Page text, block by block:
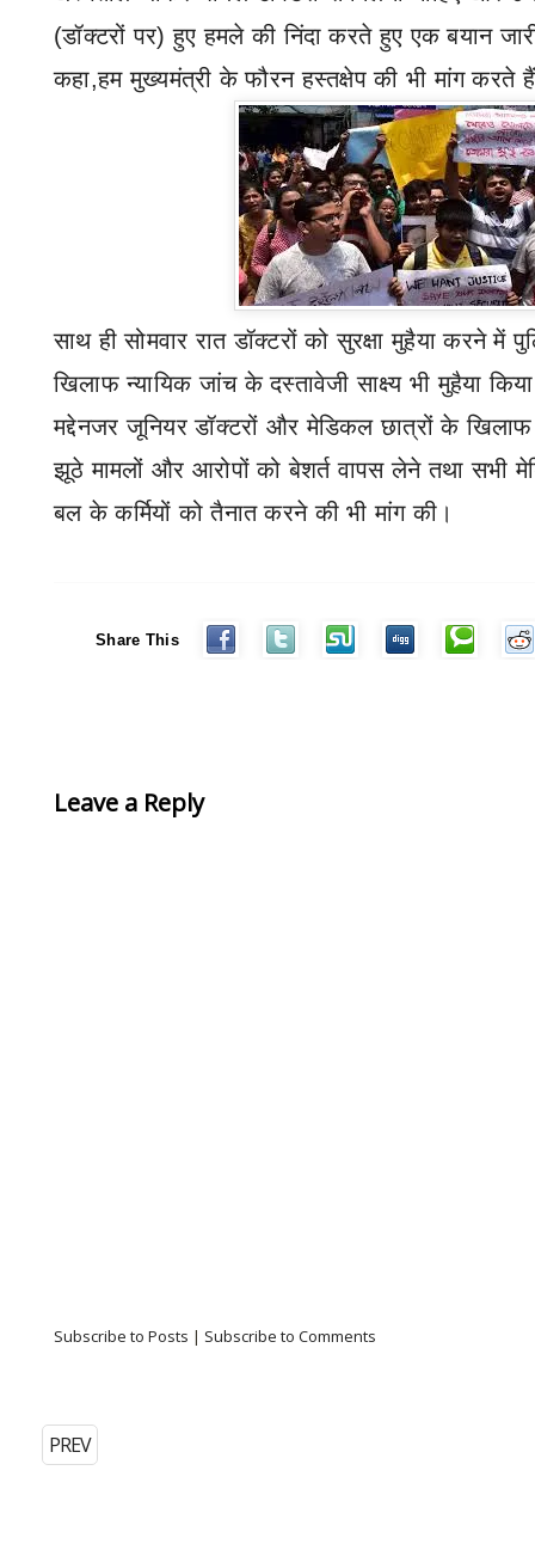
(डॉक्टरों पर) हुए हमले की निंदा करते हुए एक बयान
कहा,हम मुख्यमंत्री के फौरन हस्तक्षेप की भी मांग करते
साथ ही सोमवार रात डॉक्टरों को सुरक्षा मुहैया करने में
खिलाफ न्यायिक जांच के दस्तावेजी साक्ष्य भी मुहैया
मद्देनजर जूनियर डॉक्टरों और मेडिकल छात्रों के
झूठे मामलों और आरोपों को बेशर्त वापस लेने तथा सभी
बल के कर्मियों को तैनात करने की भी मांग की।
Share This
Leave a Reply
Subscribe to Posts | Subscribe to Comments
PREV